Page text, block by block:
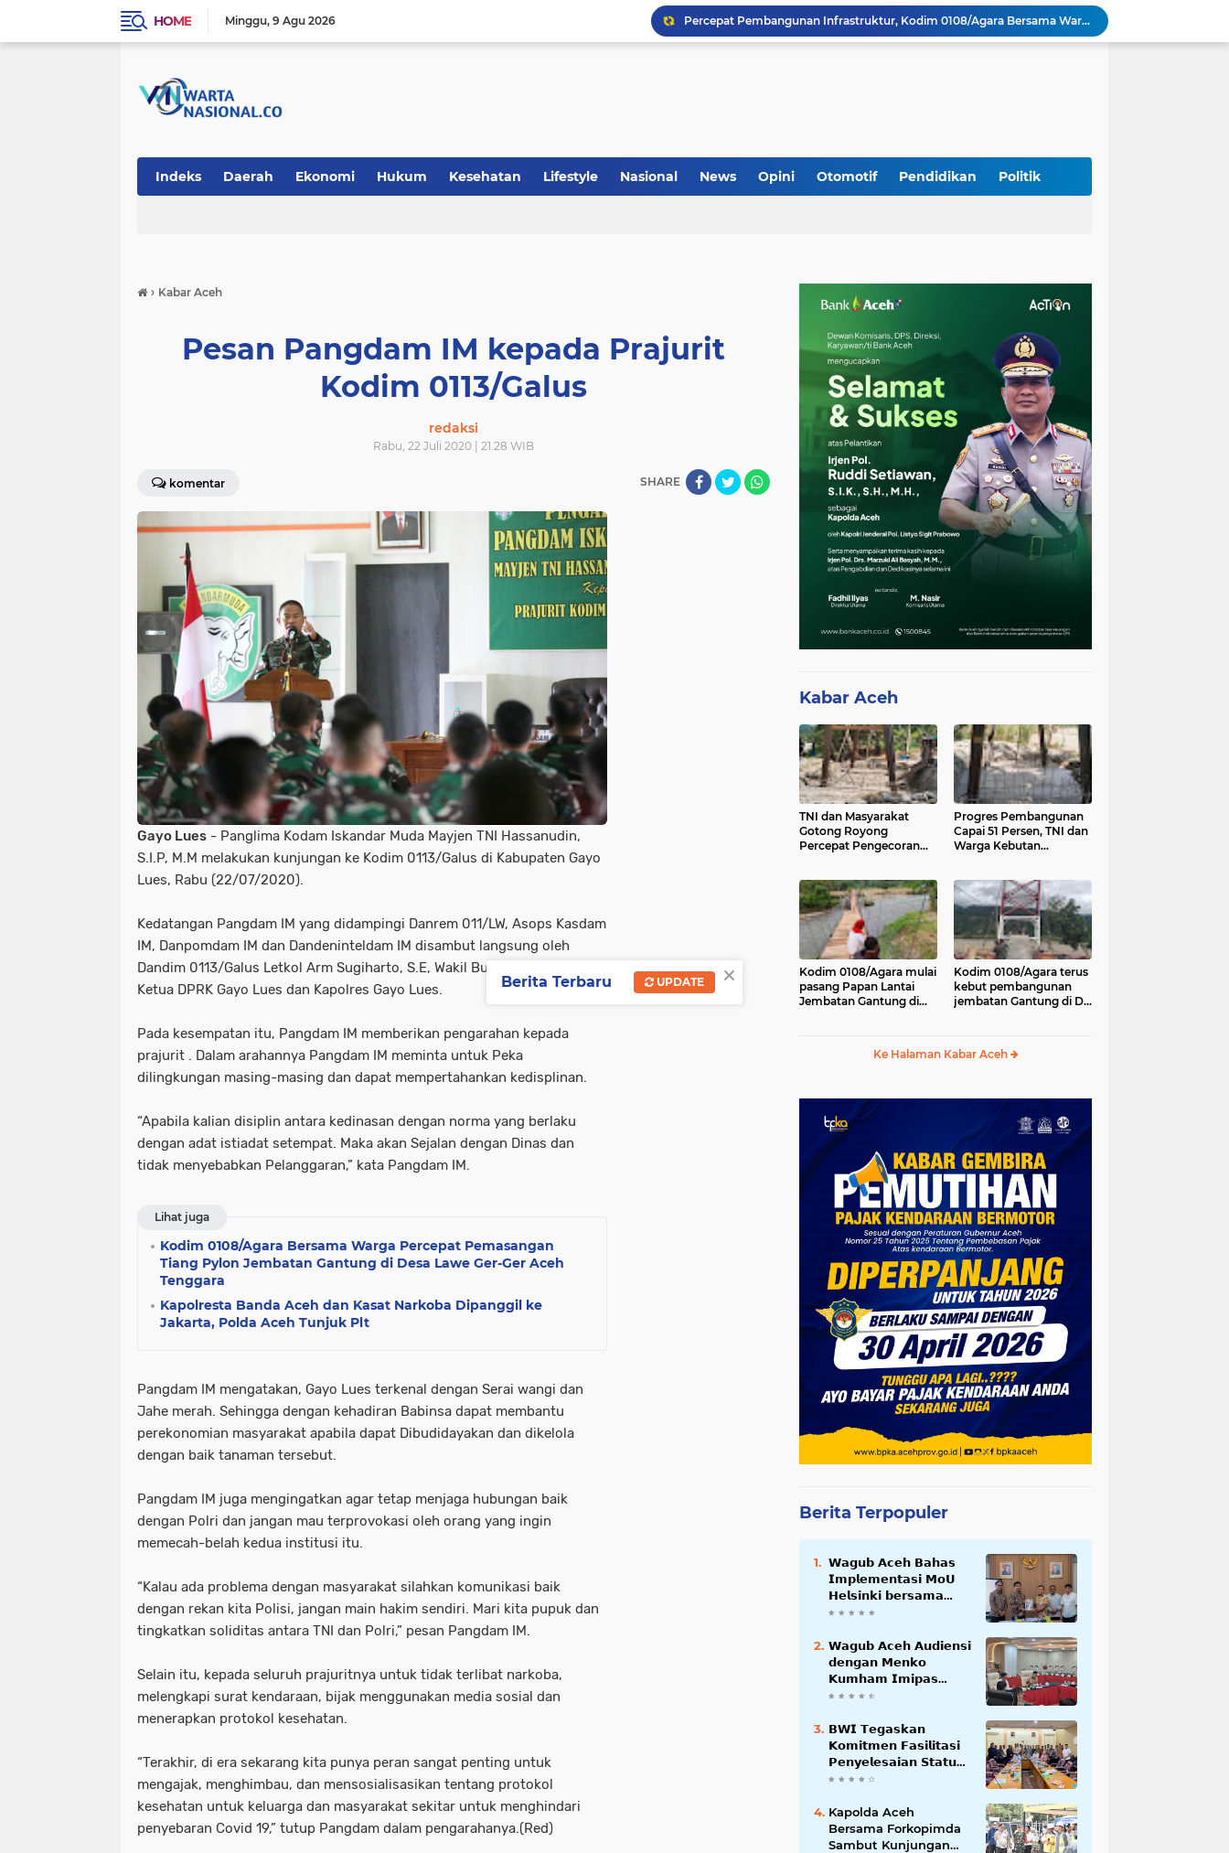
HOME Minggu 9 Agu 2026
Percepat Pembangunan Infrastruktur, Kodim 0108/Agara Bersama Warga Lanjutkan Pengerjaan Jembatan Gantung di Lawe Ger Ger, Aceh Tenggara
TNI dan Masyarakat Gotong Royong Percepat Pengecoran Lantai Jembatan Beton di Desa Bunga Melur Aceh Tenggara
Sambut HUT ke-81 RI, Koramil Lhoong Bersama Warga Gotong Royong Bersihkan Lingkungan
Indeks Daerah Ekonomi Hukum Kesehatan Lifestyle Nasional News Opini Otomotif Pendidikan Politik
› Kabar Aceh
Pesan Pangdam IM kepada Prajurit
Kodim 0113/Galus
redaksi
Rabu, 22 Juli 2020 | 21.28 WIB
komentar SHARE
Gayo Lues - Panglima Kodam Iskandar Muda Mayjen TNI Hassanudin,
S.I.P, M.M melakukan kunjungan ke Kodim 0113/Galus di Kabupaten Gayo
Lues, Rabu (22/07/2020).
Kedatangan Pangdam IM yang didampingi Danrem 011/LW, Asops Kasdam
IM, Danpomdam IM dan Dandeninteldam IM disambut langsung oleh
Dandim 0113/Galus Letkol Arm Sugiharto, S.E, Wakil Bupati Gayo Lues,
Ketua DPRK Gayo Lues dan Kapolres Gayo Lues.
Pada kesempatan itu, Pangdam IM memberikan pengarahan kepada
prajurit . Dalam arahannya Pangdam IM meminta untuk Peka
dilingkungan masing-masing dan dapat mempertahankan kedisplinan.
“Apabila kalian disiplin antara kedinasan dengan norma yang berlaku
dengan adat istiadat setempat. Maka akan Sejalan dengan Dinas dan
tidak menyebabkan Pelanggaran,” kata Pangdam IM.
Lihat juga
Kodim 0108/Agara Bersama Warga Percepat Pemasangan
Tiang Pylon Jembatan Gantung di Desa Lawe Ger-Ger Aceh
Tenggara
Kapolresta Banda Aceh dan Kasat Narkoba Dipanggil ke
Jakarta, Polda Aceh Tunjuk Plt
Pangdam IM mengatakan, Gayo Lues terkenal dengan Serai wangi dan
Jahe merah. Sehingga dengan kehadiran Babinsa dapat membantu
perekonomian masyarakat apabila dapat Dibudidayakan dan dikelola
dengan baik tanaman tersebut.
Pangdam IM juga mengingatkan agar tetap menjaga hubungan baik
dengan Polri dan jangan mau terprovokasi oleh orang yang ingin
memecah-belah kedua institusi itu.
“Kalau ada problema dengan masyarakat silahkan komunikasi baik
dengan rekan kita Polisi, jangan main hakim sendiri. Mari kita pupuk dan
tingkatkan soliditas antara TNI dan Polri,” pesan Pangdam IM.
Selain itu, kepada seluruh prajuritnya untuk tidak terlibat narkoba,
melengkapi surat kendaraan, bijak menggunakan media sosial dan
menerapkan protokol kesehatan.
“Terakhir, di era sekarang kita punya peran sangat penting untuk
mengajak, menghimbau, dan mensosialisasikan tentang protokol
kesehatan untuk keluarga dan masyarakat sekitar untuk menghindari
penyebaran Covid 19,” tutup Pangdam dalam pengarahanya.(Red)
Kabar Aceh
TNI dan Masyarakat
Gotong Royong
Percepat Pengecoran
Aceh Tenggara
Progres Pembangunan
Capai 51 Persen, TNI dan
Warga Kebutan
Melur
Kodim 0108/Agara mulai
pasang Papan Lantai
Jembatan Gantung di
Kodim 0108/Agara terus
kebut pembangunan
jembatan Gantung di Ds.
Ke Halaman Kabar Aceh
Berita Terpopuler
𝗪𝗮𝗴𝘂𝗯 𝗔𝗰𝗲𝗵 𝗕𝗮𝗵𝗮𝘀
𝗜𝗺𝗽𝗹𝗲𝗺𝗲𝗻𝘁𝗮𝘀𝗶 𝗠𝗼𝗨
𝗛𝗲𝗹𝘀𝗶𝗻𝗸𝗶 𝗯𝗲𝗿𝘀𝗮𝗺𝗮
𝗦𝗲𝗸𝗿𝗲𝘁𝗮𝗿𝗶𝗮𝘁 𝗡𝗲𝗴𝗮𝗿𝗮
𝗪𝗮𝗴𝘂𝗯 𝗔𝗰𝗲𝗵 𝗔𝘂𝗱𝗶𝗲𝗻𝘀𝗶
𝗱𝗲𝗻𝗴𝗮𝗻 𝗠𝗲𝗻𝗸𝗼
𝗞𝘂𝗺𝗵𝗮𝗺 𝗜𝗺𝗶𝗽𝗮𝘀
𝗧𝗲𝗿𝗸𝗮𝗶𝘁 𝗦𝘁𝗮𝘁𝘂𝘀 𝗪𝗮𝗸𝗮𝗳
𝗕𝗪𝗜 𝗧𝗲𝗴𝗮𝘀𝗸𝗮𝗻
𝗞𝗼𝗺𝗶𝘁𝗺𝗲𝗻 𝗙𝗮𝘀𝗶𝗹𝗶𝘁𝗮𝘀𝗶
𝗣𝗲𝗻𝘆𝗲𝗹𝗲𝘀𝗮𝗶𝗮𝗻 𝗦𝘁𝗮𝘁𝘂𝘀
𝗪𝗮𝗸𝗮𝗳 𝗕𝗹𝗮𝗻𝗴 𝗣𝗮𝗱𝗮𝗻𝗴
Kapolda Aceh
Bersama Forkopimda
Sambut Kunjungan
×
Berita Terbaru UPDATE